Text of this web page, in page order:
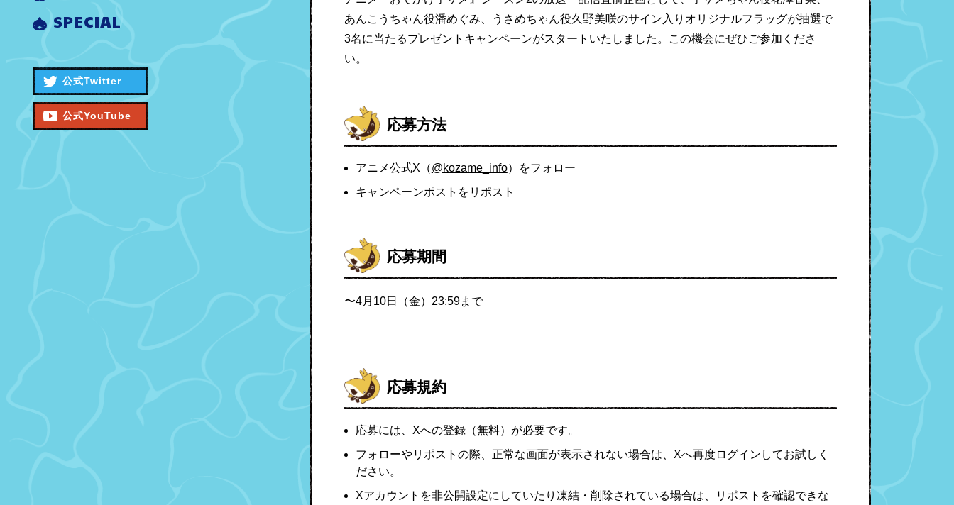
SPECIAL
公式Twitter
公式YouTube
あんこうちゃん役潘めぐみ、うさめちゃん役久野美咲のサイン入りオリジナルフラッグが抽選で
3名に当たるプレゼントキャンペーンがスタートいたしました。この機会にぜひご参加くださ
い。
応募方法
アニメ公式X（@kozame_info）をフォロー
キャンペーンポストをリポスト
応募期間
〜4月10日（金）23:59まで
応募規約
応募には、Xへの登録（無料）が必要です。
フォローやリポストの際、正常な画面が表示されない場合は、Xへ再度ログインしてお試しく
ださい。
Xアカウントを非公開設定にしていたり凍結・削除されている場合は、リポストを確認できな